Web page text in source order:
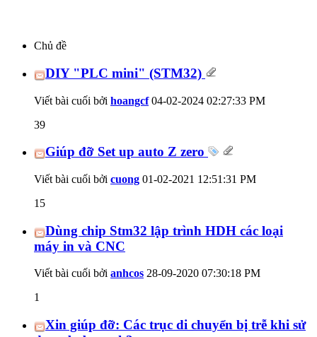
Chủ đề
DIY "PLC mini" (STM32)
Viết bài cuối bởi hoangcf04-02-2024 02:27:33 PM
39
Giúp đỡ Set up auto Z zero
Viết bài cuối bởi cuong 01-02-2021 12:51:31 PM
15
Dùng chip Stm32 lập trình HDH các loại
máy in và CNC
Viết bài cuối bởi anhcos 28-09-2020 07:30:18 PM
1
Xin giúp đỡ: Các trục di chuyển bị trễ khi sử